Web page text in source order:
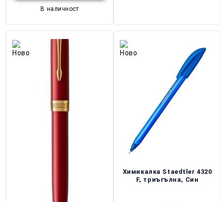
В наличност
Химикалка Staedtler 4320
F, триъгълна, Син